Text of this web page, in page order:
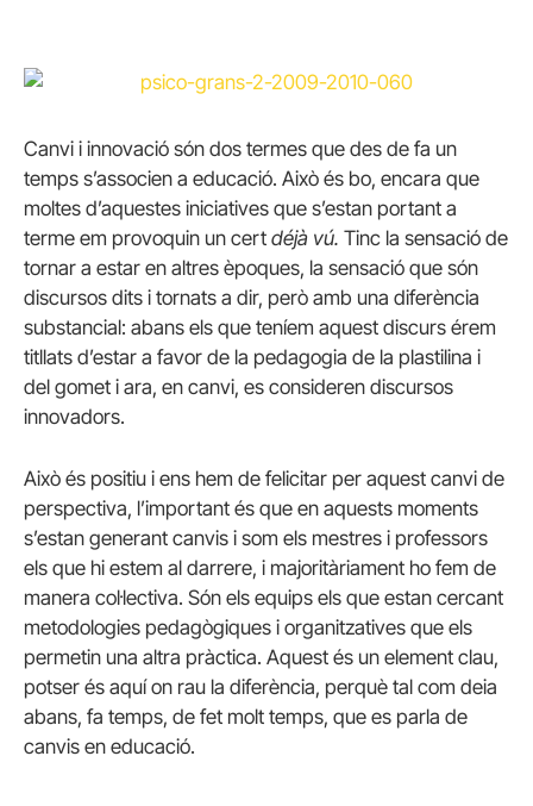
Canvi i innovació són dos termes que des de fa un
temps s’associen a educació. Això és bo, encara que
moltes d’aquestes iniciatives que s’estan portant a
terme em provoquin un cert déjà vú. Tinc la sensació de
tornar a estar en altres èpoques, la sensació que són
discursos dits i tornats a dir, però amb una diferència
substancial: abans els que teníem aquest discurs érem
titllats d’estar a favor de la pedagogia de la plastilina i
del gomet i ara, en canvi, es consideren discursos
innovadors.
Això és positiu i ens hem de felicitar per aquest canvi de
perspectiva, l’important és que en aquests moments
s’estan generant canvis i som els mestres i professors
els que hi estem al darrere, i majoritàriament ho fem de
manera col·lectiva. Són els equips els que estan cercant
metodologies pedagògiques i organitzatives que els
permetin una altra pràctica. Aquest és un element clau,
potser és aquí on rau la diferència, perquè tal com deia
abans, fa temps, de fet molt temps, que es parla de
canvis en educació.